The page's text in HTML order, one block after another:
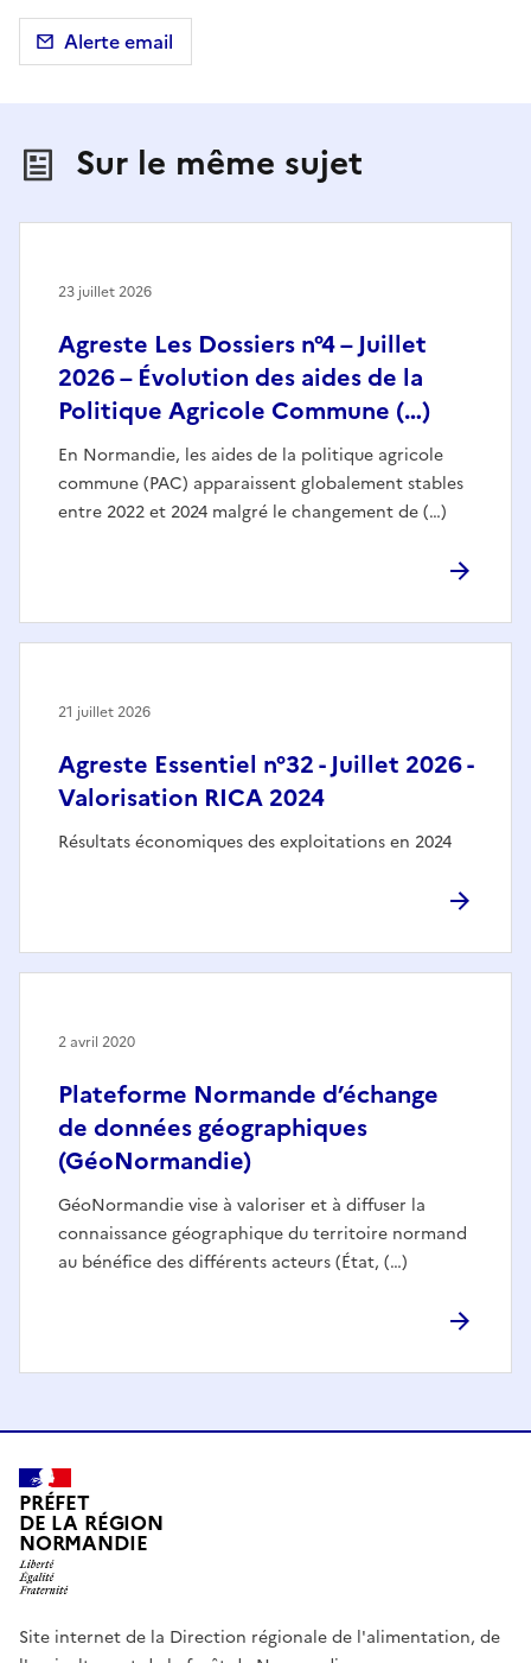
Alerte email
Sur le même sujet
Agreste Les Dossiers n°4 – Juillet
2026 – Évolution des aides de la
Politique Agricole Commune (…)
En Normandie, les aides de la politique agricole
commune (PAC) apparaissent globalement stables
entre 2022 et 2024 malgré le changement de (…)
23 juillet 2026
Agreste Essentiel n°32 - Juillet 2026 -
Valorisation RICA 2024
Résultats économiques des exploitations en 2024
21 juillet 2026
Plateforme Normande d’échange
de données géographiques
(GéoNormandie)
GéoNormandie vise à valoriser et à diffuser la
connaissance géographique du territoire normand
au bénéfice des différents acteurs (État, (…)
2 avril 2020
PRÉFET
DE LA RÉGION
NORMANDIE
Site internet de la Direction régionale de l'alimentation, de